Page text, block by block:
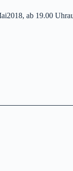
ab 19.00